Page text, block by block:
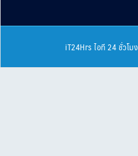
iT24Hrs ไอที 24 ชั่วโมง